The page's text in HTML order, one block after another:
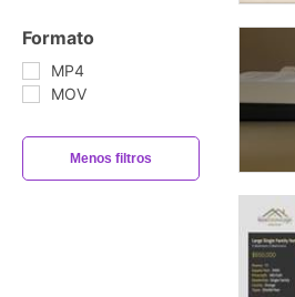
Formato
MP4
MOV
Menos filtros